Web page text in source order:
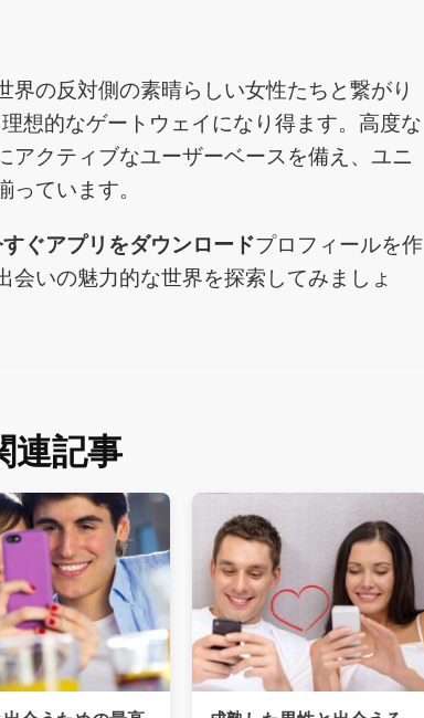
界の反対側の素晴らしい女性たちと繋がり
理想的なゲートウェイになり得ます。高度な
アクティブなユーザーベースを備え、ユニ
ています。
ぐアプリをダウンロードプロフィールを作
いの魅力的な世界を探索してみましょ
連記事